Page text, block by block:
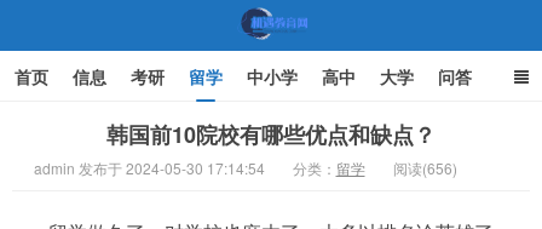
首页 信息 考研 留学 中小学 高中 大学 问答
家庭教育
韩国前10院校有哪些优点和缺点？
admin 发布于 2024-05-30 17:14:54 分类： 留学 阅读(656)